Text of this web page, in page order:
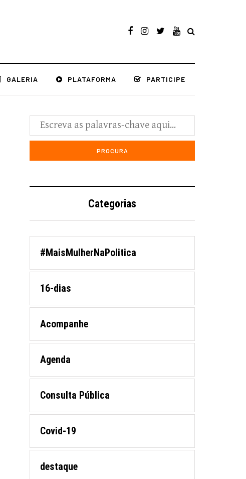
GALERIA PLATAFORMA PARTICIPE
Categorias
#MaisMulherNaPolitica
16-dias
Acompanhe
Agenda
Consulta Pública
Covid-19
destaque